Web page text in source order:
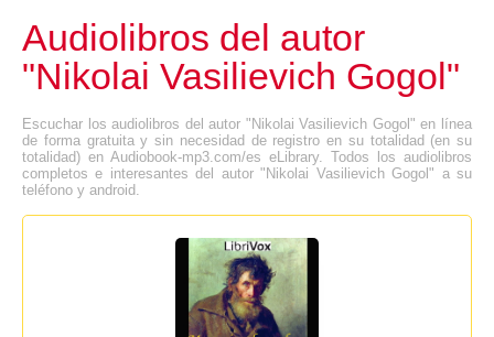
Audiolibros del autor
"Nikolai Vasilievich Gogol"
Escuchar los audiolibros del autor "Nikolai Vasilievich Gogol" en línea
de forma gratuita y sin necesidad de registro en su totalidad (en su
totalidad) en Audiobook-mp3.com/es eLibrary. Todos los audiolibros
completos e interesantes del autor "Nikolai Vasilievich Gogol" a su
teléfono y android.